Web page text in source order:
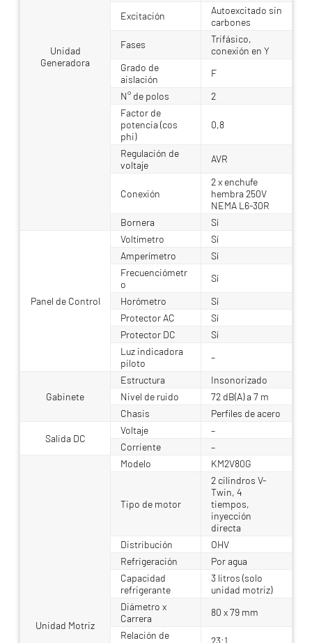
Unidad
Generadora
Excitación
Autoexcitado sin
carbones
Fases
Trifásico,
conexión en Y
Grado de
aislación
F
N° de polos
2
Factor de
potencia (cos
phi)
0,8
Regulación de
voltaje
AVR
Conexión
2 x enchufe
hembra 250V
NEMA L6-30R
Bornera
Sí
Panel de Control
Voltímetro
Sí
Amperímetro
Sí
Frecuenciómetr
o
Sí
Horómetro
Sí
Protector AC
Sí
Protector DC
Sí
Luz indicadora
piloto
–
Gabinete
Estructura
Insonorizado
Nivel de ruido
72 dB(A) a 7 m
Chasis
Perfiles de acero
Salida DC
Voltaje
–
Corriente
–
Unidad Motriz
Modelo KM2V80G
Tipo de motor
2 cilindros V-
Twin, 4
tiempos,
inyección
directa
Distribución
OHV
Refrigeración
Por agua
Capacidad
refrigerante
3 litros (solo
unidad motriz)
Diámetro x
Carrera
80 x 79 mm
Relación de
23:1